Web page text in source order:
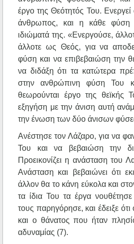
έργο της Θεότητός Του.
άνθρωπος, και η κάθε φύση
ιδιώματά της. «Ενεργούσε,
άλλοτε ως Θεός, για να
φύση και να επιβεβαιώση την
να διδάξη ότι τα κατώτερα
στην ανθρώπινη φύση Του
θεωρούνται έργο της θεϊκής
εξηγήση με την άνιση αυτή
την ένωση των δύο άνισων
Ανέστησε τον Λάζαρο, για να
Του και να βεβαιώση την
Προεικονίζει η ανάσταση του
Ανάσταση και βεβαιώνει ότι
άλλον θα το κάνη εύκολα και
τα ίδια Του τα έργα
τους παρηγόρησε, και έδειξε
και ο θάνατος που ήταν
αδυναμίας (7).